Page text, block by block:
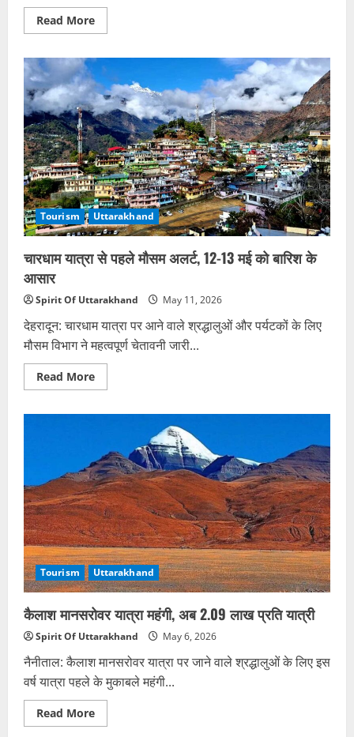
Read MoreRead
more
यात्रा
में
आस्था
का
सैलाब,
23
दिन
में
11
लाख
श्रद्धालुओं
ने
किए
दर्शन
Tourism Uttarakhand
चारधाम यात्रा से पहले मौसम अलर्ट, 12-13 मई को बारिश के
आसार
Spirit Of Uttarakhand May 11, 2026
देहरादून: चारधाम यात्रा पर आने वाले श्रद्धालुओं और पर्यटकों के लिए
मौसम विभाग ने महत्वपूर्ण चेतावनी जारी...
Read MoreRead
more
मौसम
अलर्ट,
12-
13
मई
को
बारिश
के
आसार
Tourism Uttarakhand
कैलाश मानसरोवर यात्रा महंगी, अब 2.09 लाख प्रति यात्री
Spirit Of Uttarakhand May 6, 2026
नैनीताल: कैलाश मानसरोवर यात्रा पर जाने वाले श्रद्धालुओं के लिए इस
वर्ष यात्रा पहले के मुकाबले महंगी...
Read MoreRead
more